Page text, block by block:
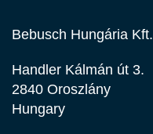
Bebusch Hungária Kft.
Handler Kálmán út 3.
2840 Oroszlány
Hungary